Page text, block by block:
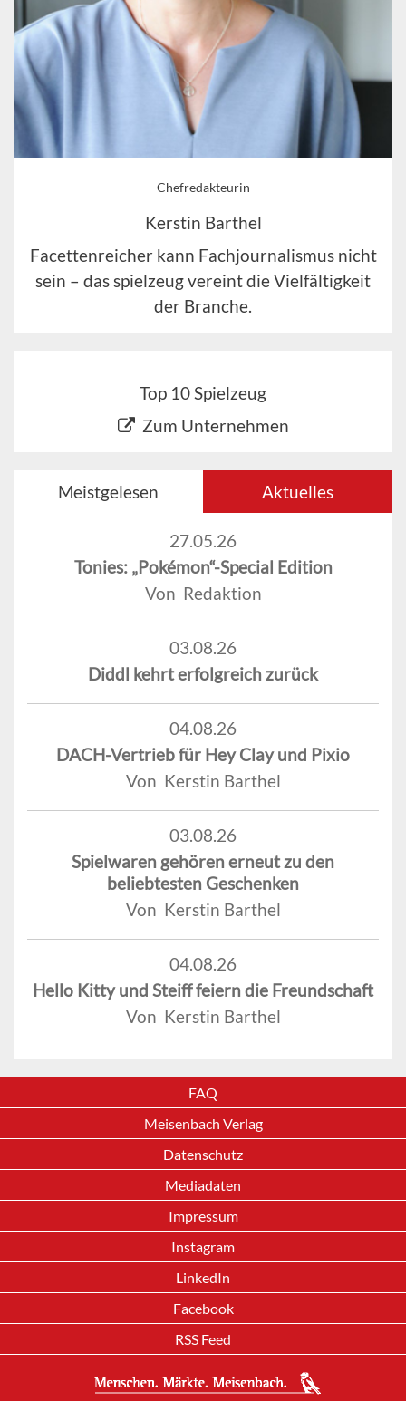
Chefredakteurin
Kerstin Barthel
Facettenreicher kann Fachjournalismus nicht
sein – das spielzeug vereint die Vielfältigkeit
der Branche.
Top 10 Spielzeug
Zum Unternehmen
Meistgelesen Aktuelles
27.05.26
Tonies: „Pokémon“-Special Edition
Von Redaktion
03.08.26
Diddl kehrt erfolgreich zurück
04.08.26
DACH-Vertrieb für Hey Clay und Pixio
Von Kerstin Barthel
03.08.26
Spielwaren gehören erneut zu den
beliebtesten Geschenken
Von Kerstin Barthel
04.08.26
Hello Kitty und Steiff feiern die Freundschaft
Von Kerstin Barthel
FAQ
Meisenbach Verlag
Datenschutz
Mediadaten
Impressum
Instagram
LinkedIn
Facebook
RSS Feed